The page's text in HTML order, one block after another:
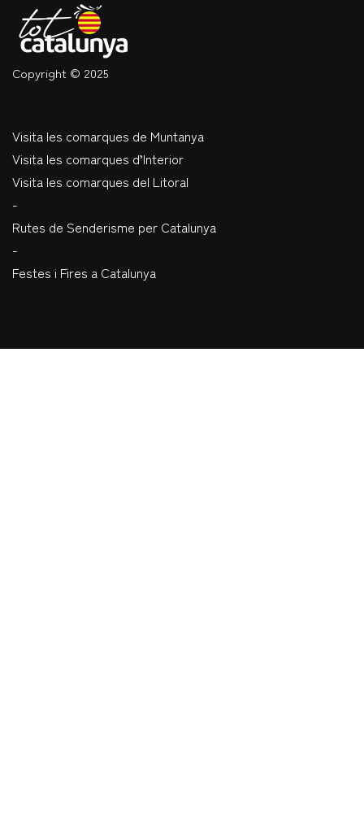
Copyright © 2025
Visita les comarques de Muntanya
Visita les comarques d’Interior
Visita les comarques del Litoral
-
Rutes de Senderisme per Catalunya
-
Festes i Fires a Catalunya